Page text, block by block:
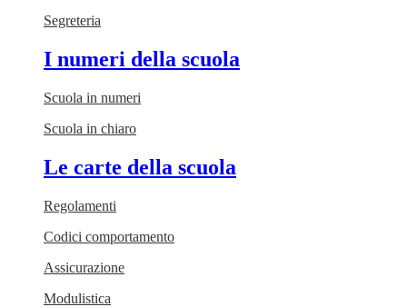
Segreteria
I numeri della scuola
Scuola in numeri
Scuola in chiaro
Le carte della scuola
Regolamenti
Codici comportamento
Assicurazione
Modulistica